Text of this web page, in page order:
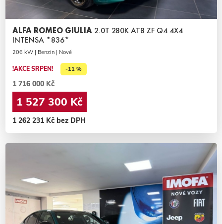
ALFA ROMEO GIULIA 2.0T 280K AT8 ZF Q4 4X4
INTENSA *836*
206 kW | Benzin | Nové
!AKCE SRPEN! -11 %
1 716 000 Kč
1 527 300 Kč
1 262 231 Kč bez DPH